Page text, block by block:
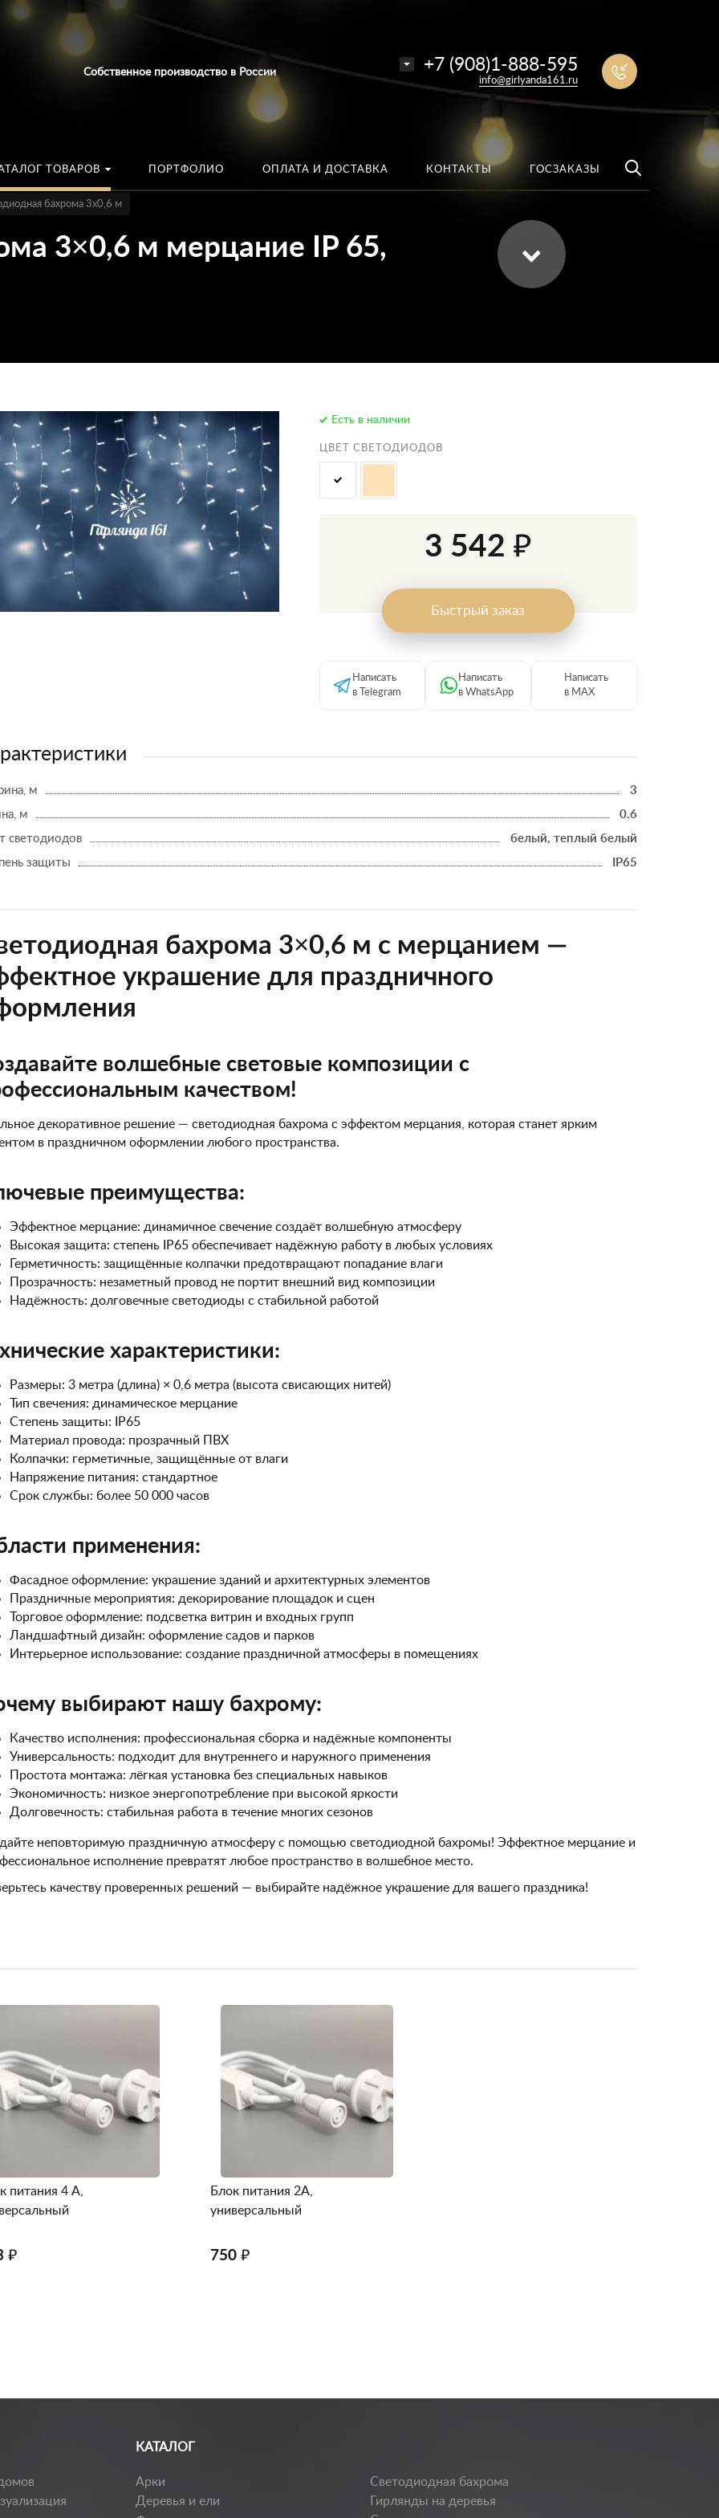
Собственное производство в России +7 (908)1-888-595
info@girlyanda161.ru
ТОВАРОВ ПОРТФОЛИО ОПЛАТА И ДОСТАВКА КОНТАКТЫ ГОСЗАКАЗЫ
бахрома 3х0,6 м
3×0,6 м мерцание IP 65,
Есть в наличии
ЦВЕТ СВЕТОДИОДОВ
3 542 ₽
Быстрый заказ
Написать
в Telegram
Написать
в WhatsApp
Написать
в MAX
м
3
м
0.6
светодиодов
белый, теплый белый
защиты
IP65
бахрома 3×0,6 м с мерцанием —
украшение для праздничного
волшебные световые композиции с
качеством!
декоративное решение — светодиодная бахрома с эффектом мерцания, которая станет ярким
в праздничном оформлении любого пространства.
преимущества:
Эффектное мерцание: динамичное свечение создаёт волшебную атмосферу
Высокая защита: степень IP65 обеспечивает надёжную работу в любых условиях
Герметичность: защищённые колпачки предотвращают попадание влаги
Прозрачность: незаметный провод не портит внешний вид композиции
Надёжность: долговечные светодиоды с стабильной работой
характеристики:
Размеры: 3 метра (длина) × 0,6 метра (высота свисающих нитей)
Тип свечения: динамическое мерцание
Степень защиты: IP65
Материал провода: прозрачный ПВХ
Колпачки: герметичные, защищённые от влаги
Напряжение питания: стандартное
Срок службы: более 50 000 часов
применения:
Фасадное оформление: украшение зданий и архитектурных элементов
Праздничные мероприятия: декорирование площадок и сцен
Торговое оформление: подсветка витрин и входных групп
Ландшафтный дизайн: оформление садов и парков
Интерьерное использование: создание праздничной атмосферы в помещениях
выбирают нашу бахрому:
Качество исполнения: профессиональная сборка и надёжные компоненты
Универсальность: подходит для внутреннего и наружного применения
Простота монтажа: лёгкая установка без специальных навыков
Экономичность: низкое энергопотребление при высокой яркости
Долговечность: стабильная работа в течение многих сезонов
неповторимую праздничную атмосферу с помощью светодиодной бахромы! Эффектное мерцание и
исполнение превратят любое пространство в волшебное место.
качеству проверенных решений — выбирайте надёжное украшение для вашего праздника!
питания 4 А,
₽
Блок питания 2А,
универсальный
750 ₽
КАТАЛОГ
Арки
Деревья и ели
Светодиодная бахрома
Гирлянды на деревья